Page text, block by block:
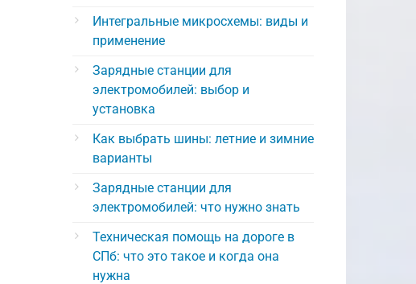
Интегральные микросхемы: виды и
применение
Зарядные станции для
электромобилей: выбор и
установка
Как выбрать шины: летние и зимние
варианты
Зарядные станции для
электромобилей: что нужно знать
Техническая помощь на дороге в
СПб: что это такое и когда она
нужна